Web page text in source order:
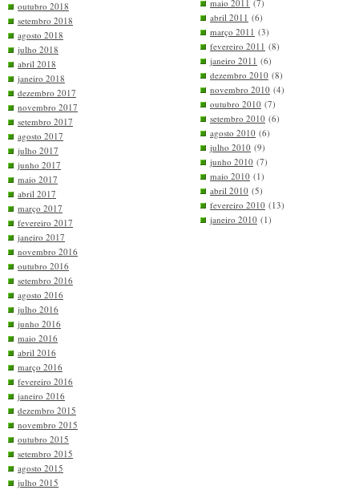
outubro 2018
setembro 2018
agosto 2018
julho 2018
abril 2018
janeiro 2018
dezembro 2017
novembro 2017
setembro 2017
agosto 2017
julho 2017
junho 2017
maio 2017
abril 2017
março 2017
fevereiro 2017
janeiro 2017
novembro 2016
outubro 2016
setembro 2016
agosto 2016
julho 2016
junho 2016
maio 2016
abril 2016
março 2016
fevereiro 2016
janeiro 2016
dezembro 2015
novembro 2015
outubro 2015
setembro 2015
agosto 2015
julho 2015
maio 2011 (7)
abril 2011 (6)
março 2011 (3)
fevereiro 2011 (8)
janeiro 2011 (6)
dezembro 2010 (8)
novembro 2010 (4)
outubro 2010 (7)
setembro 2010 (6)
agosto 2010 (6)
julho 2010 (9)
junho 2010 (7)
maio 2010 (1)
abril 2010 (5)
fevereiro 2010 (13)
janeiro 2010 (1)